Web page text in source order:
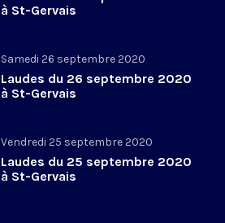
à St-Gervais
Samedi 26 septembre 2020
Laudes du 26 septembre 2020
à St-Gervais
Vendredi 25 septembre 2020
Laudes du 25 septembre 2020
à St-Gervais